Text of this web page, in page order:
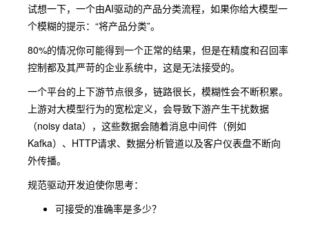
试想一下，一个由AI驱动的产品分类流程，如果你给大模型一
个模糊的提示：“将产品分类”。
80%的情况你可能得到一个正常的结果，但是在精度和召回率
控制都及其严苛的企业系统中，这是无法接受的。
一个平台的上下游节点很多，链路很长，模糊性会不断积累。
上游对大模型行为的宽松定义，会导致下游产生干扰数据
（noisy data），这些数据会随着消息中间件（例如
Kafka）、HTTP请求、数据分析管道以及客户仪表盘不断向
外传播。
规范驱动开发迫使你思考：
可接受的准确率是多少？